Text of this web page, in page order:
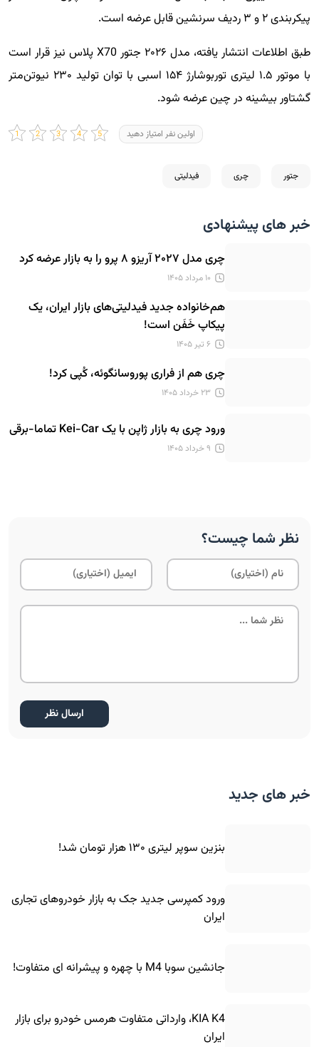
پیکربندی ۲ و ۳ ردیف سرنشین قابل عرضه است.
طبق اطلاعات انتشار یافته، مدل ۲۰۲۶ جتور X70 پلاس نیز قرار است
با موتور ۱.۵ لیتری توربوشارژ ۱۵۴ اسبی با توان تولید ۲۳۰ نیوتن‌متر
گشتاور بیشینه در چین عرضه شود.
اولین نفر امتیاز دهید
جتور چری فیدلیتی
خبر های پیشنهادی
چری مدل ۲۰۲۷ آریزو ۸ پرو را به بازار عرضه کرد
۱۰ مرداد ۱۴۰۵
هم‌خانواده جدید فیدلیتی‌های بازار ایران، یک
پیکاپ خَفَن است!
۶ تیر ۱۴۰۵
چری هم از فراری پوروسانگوئه، کُپی کرد!
۲۳ خرداد ۱۴۰۵
ورود چری به بازار ژاپن با یک Kei-Car تماما-برقی
۹ خرداد ۱۴۰۵
نظر شما چیست؟
خبر های جدید
بنزین سوپر لیتری ۱۳۰ هزار تومان شد!
ورود کمپرسی جدید جک به بازار خودروهای تجاری
ایران
جانشین سوبا M4 با چهره و پیشرانه ای متفاوت!
KIA K4، وارداتی متفاوت هرمس خودرو برای بازار
ایران